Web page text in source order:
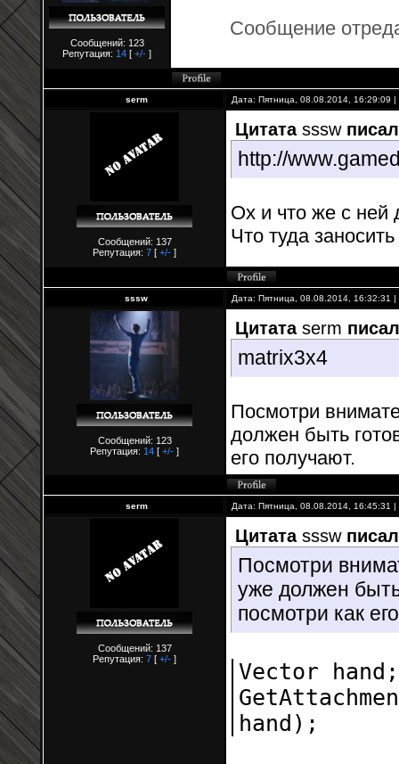
Сообщений: 123
Репутация: 14 [ +/- ]
Сообщение
serm Дата: Пятница, 08.08.2014, 16:29:09
Сообщений: 137
Репутация: 7 [ +/- ]
Цитата sssw
http://
Ох и что же с ней
Что туда
sssw Дата: Пятница, 08.08.2014, 16:32:31
Сообщений: 123
Репутация: 14 [ +/- ]
Цитата serm
matrix3x4
Посмотри
должен быть
его получают.
serm Дата: Пятница, 08.08.2014, 16:45:31
Сообщений: 137
Репутация: 7 [ +/- ]
Цитата sssw
Посмотри
уже должен
посмотри как
Vector hand;
hand);